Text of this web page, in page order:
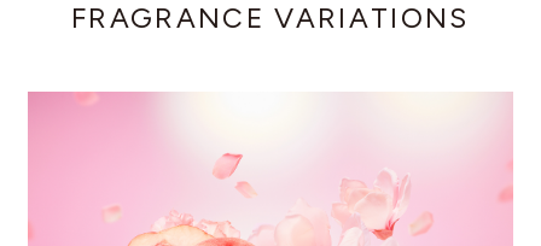
FRAGRANCE VARIATIONS